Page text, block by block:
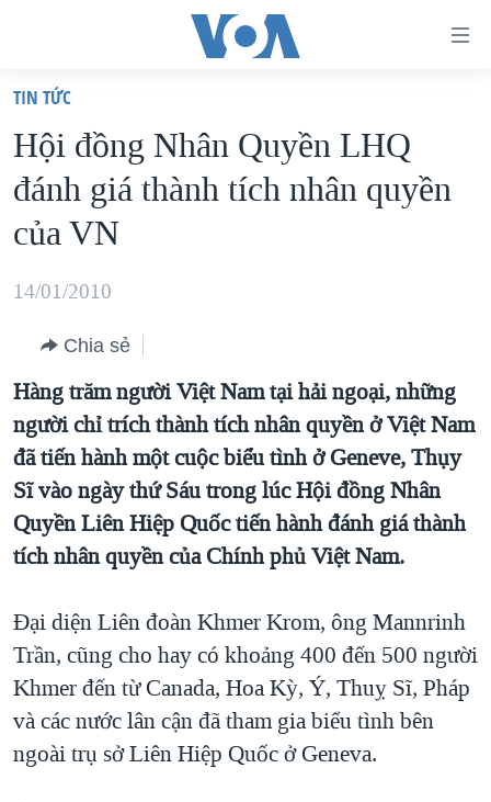
truy
cập
Tới
nội
chính
hướng
chính
Đi
tới
"Tìm"
VIỆT NAM
HOA KỲ
BIỂN ĐÔNG
THẾ GIỚI
DIỄN ĐÀN
MỤC
TỰ DO BÁO CHÍ
VẠCH TRẦN TIN GIẢ
NGƯỜI VIỆT HẢI NGOẠI
ĐỜI SỐNG
KHOA HỌC
SỨC KHOẺ
VĂN HOÁ
THỂ THAO
CHUYÊN ĐỀ
CHIẾN TRANH THƯƠNG MẠI CỦA MỸ: QUÁ KHỨ VÀ HIỆN
TẠI
HÀNH TRÌNH BẦU CỬ 2024
GIẢI MÃ VÀNH ĐAI & CON ĐƯỜNG
NGÀY TỊ NẠN THẾ GIỚI
TRỊNH VĨNH BÌNH - NGƯỜI HẠ 'BÊN THẮNG CUỘC'
GROUND ZERO – XƯA VÀ NAY
HỌC TIẾNG ANH
VIDEO
NGHE
MẠNG XÃ HỘI
Ngôn ngữ khác
TIN TỨC
Hội đồng Nhân Quyền LHQ
đánh giá thành tích nhân quyền
của VN
14/01/2010
Chia sẻ
Hàng trăm người Việt Nam tại hải ngoại, những
người chỉ trích thành tích nhân quyền ở Việt Nam
đã tiến hành một cuộc biểu tình ở Geneve, Thụy
Sĩ vào ngày thứ Sáu trong lúc Hội đồng Nhân
Quyền Liên Hiệp Quốc tiến hành đánh giá thành
tích nhân quyền của Chính phủ Việt Nam.
Đại diện Liên đoàn Khmer Krom, ông Mannrinh
Trần, cũng cho hay có khoảng 400 đến 500 người
Khmer đến từ Canada, Hoa Kỳ, Ý, Thuỵ Sĩ, Pháp
và các nước lân cận đã tham gia biểu tình bên
ngoài trụ sở Liên Hiệp Quốc ở Geneva.